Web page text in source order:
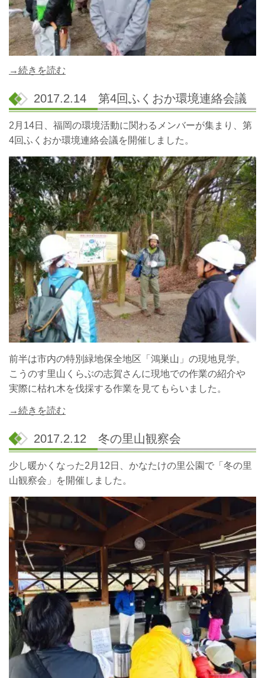
→続きを読む
2017.2.14 第4回ふくおか環境連絡会議
2月14日、福岡の環境活動に関わるメンバーが集まり、第
4回ふくおか環境連絡会議を開催しました。
前半は市内の特別緑地保全地区「鴻巣山」の現地見学。
こうのす里山くらぶの志賀さんに現地での作業の紹介や
実際に枯れ木を伐採する作業を見てもらいました。
→続きを読む
2017.2.12 冬の里山観察会
少し暖かくなった2月12日、かなたけの里公園で「冬の里
山観察会」を開催しました。